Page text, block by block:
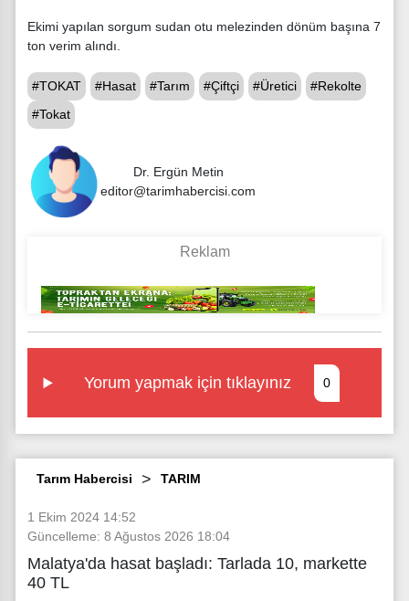
Ekimi yapılan sorgum sudan otu melezinden dönüm başına 7
ton verim alındı.
#TOKAT #Hasat #Tarım #Çiftçi #Üretici
#Rekolte
#Tokat
Dr. Ergün Metin
editor@tarimhabercisi.com
Yorum yapmak için tıklayınız 0
Tarım Habercisi TARIM
1 Ekim 2024 14:52
Güncelleme: 8 Ağustos 2026 18:04
Malatya'da hasat başladı: Tarlada 10, markette
40 TL